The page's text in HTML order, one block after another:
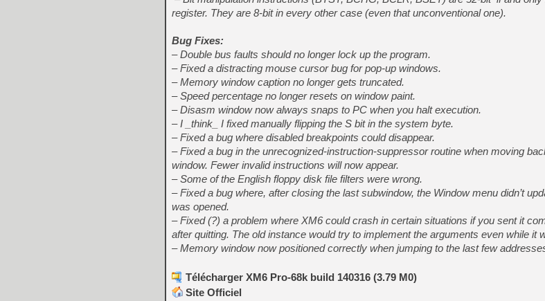
register. They are 8-bit in every other case (even that unconventional one).
Bug Fixes:
– Double bus faults should no longer lock up the program.
– Fixed a distracting mouse cursor bug for pop-up windows.
– Memory window caption no longer gets truncated.
– Speed percentage no longer resets on window paint.
– Disasm window now always snaps to PC when you halt execution.
– I _think_ I fixed manually flipping the S bit in the system byte.
– Fixed a bug where disabled breakpoints could disappear.
– Fixed a bug in the unrecognized-instruction-suppressor routine when moving
window. Fewer invalid instructions will now appear.
– Some of the English floppy disk file filters were wrong.
– Fixed a bug where, after closing the last subwindow, the Window menu didn’t
was opened.
– Fixed (?) a problem where XM6 could crash in certain situations if you sent it
after quitting. The old instance would try to implement the arguments even while it
– Memory window now positioned correctly when jumping to the last few
Télécharger XM6 Pro-68k build 140316 (3.79 M0)
Site Officiel